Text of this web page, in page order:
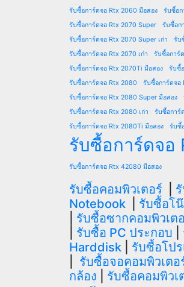
รับซื้อการ์ดจอ Rtx 2060 มือสอง
รับซื้อก
รับซื้อการ์ดจอ Rtx 2070 Super
รับซื้อก
รับซื้อการ์ดจอ Rtx 2070 Super เก่า
รับ
รับซื้อการ์ดจอ Rtx 2070 เก่า
รับซื้อการ์
รับซื้อการ์ดจอ Rtx 2070Ti มือสอง
รับซื้
รับซื้อการ์ดจอ Rtx 2080
รับซื้อการ์ดจอ
รับซื้อการ์ดจอ Rtx 2080 Super มือสอง
รับซื้อการ์ดจอ Rtx 2080 เก่า
รับซื้อการ์
รับซื้อการ์ดจอ Rtx 2080Ti มือสอง
รับซื้
รับซื้อการ์ดจอ
รับซื้อการ์ดจอ Rtx 42080 มือสอง
รับซื้อคอมพิวเตอร์
Notebook
รับซื้อโ
รับซื้อซากคอมพิวเต
รับซื้อ PC ประกอบ
Harddisk
รับซื้อโปร
รับซื้อจอคอมพิวเตอ
กล้อง
รับซื้อคอมพิวเ